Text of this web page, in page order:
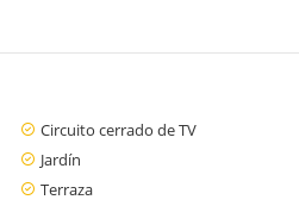
Circuito cerrado de TV
Jardín
Terraza